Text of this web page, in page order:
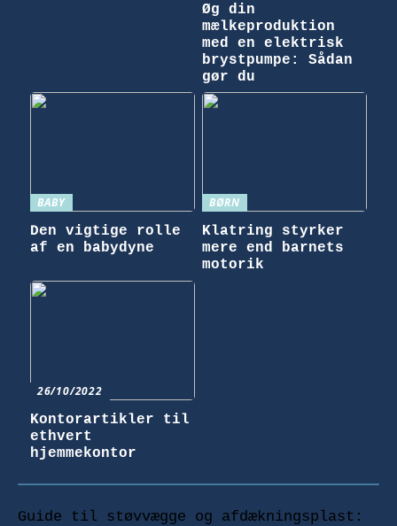
Øg din
mælkeproduktion
med en elektrisk
brystpumpe: Sådan
gør du
BABY
Den vigtige rolle
af en babydyne
BØRN
Klatring styrker
mere end barnets
motorik
26/10/2022
Kontorartikler til
ethvert
hjemmekontor
Guide til støvvægge og afdækningsplast: